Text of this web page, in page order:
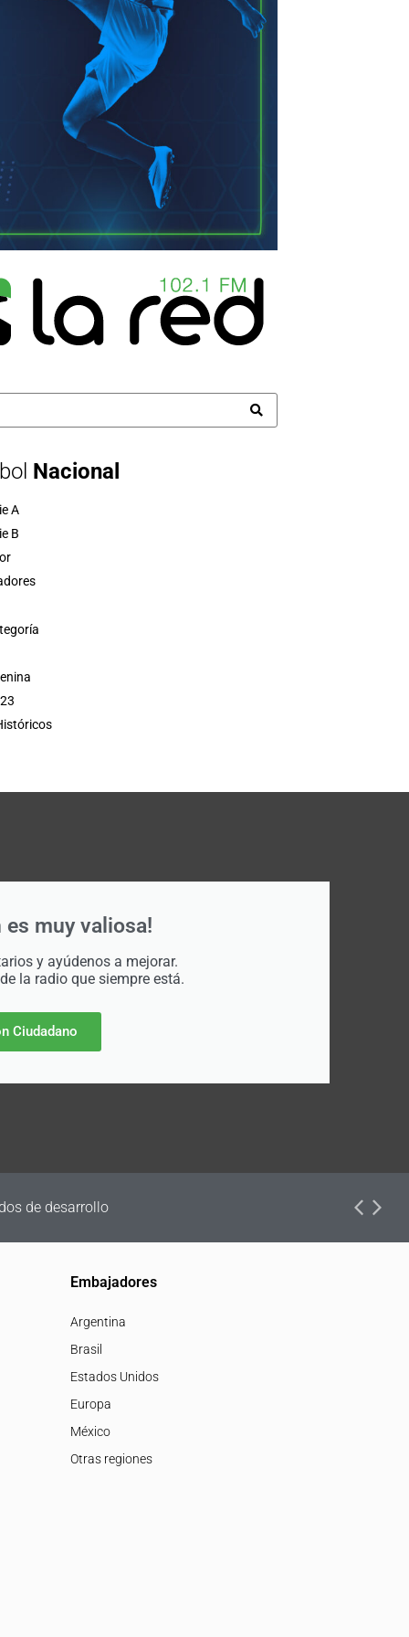
Nacional
A
B
es muy valiosa!
y ayúdenos a mejorar.
la radio que siempre está.
Ciudadano
de desarrollo
Embajadores
Argentina
Brasil
Estados Unidos
Europa
México
Otras regiones